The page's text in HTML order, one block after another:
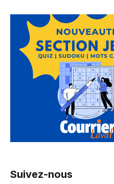
Suivez-nous